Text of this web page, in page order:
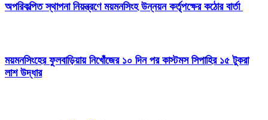
অপরিকল্পিত স্থাপনা নিয়ন্ত্রণে ময়মনসিংহ উন্নয়ন কর্তৃপক্ষের কঠোর বার্তা
ময়মনসিংহের ফুলবাড়িয়ায় নিখোঁজের ১০ দিন পর কাস্টমস সিপাহির ১৫ টুকরা
লাশ উদ্ধার